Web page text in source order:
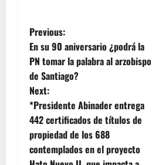
P
o
s
t
n
a
Previous:
En su 90 aniversario ¿podrá la
PN tomar la palabra al arzobispo
de Santiago?
Next:
*Presidente Abinader entrega
442 certificados de títulos de
propiedad de los 688
contemplados en el proyecto